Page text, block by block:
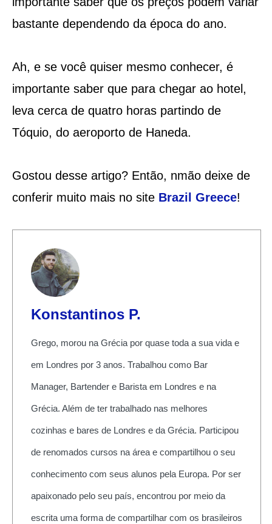
bastante dependendo da época do ano.
Ah, e se você quiser mesmo conhecer, é
importante saber que para chegar ao hotel,
leva cerca de quatro horas partindo de
Tóquio, do aeroporto de Haneda.
Gostou desse artigo? Então, nmão deixe de
conferir muito mais no site Brazil Greece!
Konstantinos P.
Grego, morou na Grécia por quase toda a sua vida e
em Londres por 3 anos. Trabalhou como Bar
Manager, Bartender e Barista em Londres e na
Grécia. Além de ter trabalhado nas melhores
cozinhas e bares de Londres e da Grécia. Participou
de renomados cursos na área e compartilhou o seu
conhecimento com seus alunos pela Europa. Por ser
apaixonado pelo seu país, encontrou por meio da
escrita uma forma de compartilhar com os brasileiros